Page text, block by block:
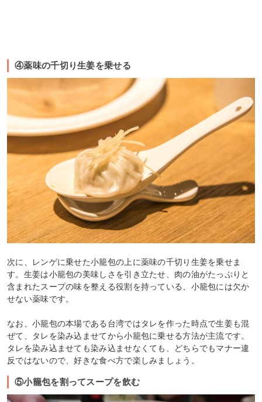
④薬味の千切り生姜を乗せる
次に、レンゲに乗せた小籠包の上に薬味の千切り生姜を乗せま
す。生姜は小籠包の美味しさを引き立たせ、肉の油がたっぷりと
含まれたスープの味を整える役割を持っている、小籠包には欠か
せない薬味です。
なお、小籠包の本場である台湾ではタレを作った時点で生姜も混
ぜて、タレを染み込ませてから小籠包に乗せる方法が主流です。
タレを染み込ませても染み込ませなくても、どちらでもマナー違
反ではないので、好きな食べ方で楽しみましょう。
⑤小籠包を割ってスープを飲む